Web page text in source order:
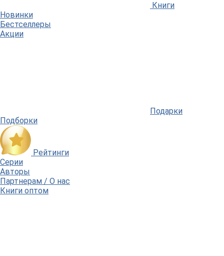
Книги
Новинки
Бестселлеры
Акции
Подарки
Подборки
Рейтинги
Серии
Авторы
Партнерам / О нас
Книги оптом